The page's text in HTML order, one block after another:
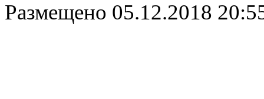
Размещено 05.12.2018